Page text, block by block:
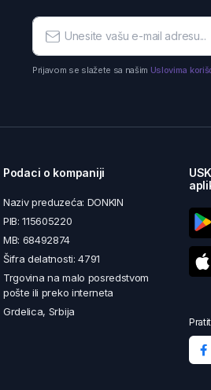
Prijavom se slažete sa našim Uslovima
Podaci o kompaniji
Naziv preduzeća: DONKIN
PIB: 115605220
MB: 68492874
Šifra delatnosti: 4791
Trgovina na malo posredstvom
pošte ili preko interneta
Grdelica, Srbija